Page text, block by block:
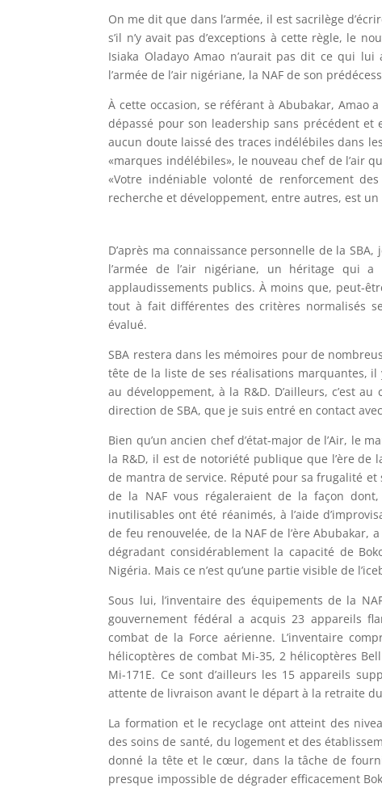
On me dit que dans l’armée, il est sacrilège
s’il n’y avait pas d’exceptions à cette règle, le
Isiaka Oladayo Amao n’aurait pas dit ce qui
l’armée de l’air nigériane, la NAF de son
À cette occasion, se référant à Abubakar, Amao
dépassé pour son leadership sans précédent
aucun doute laissé des traces indélébiles dans
«marques indélébiles», le nouveau chef de l’air
«Votre indéniable volonté de renforcement
recherche et développement, entre autres, est
D’après ma connaissance personnelle de la
l’armée de l’air nigériane, un héritage qui
applaudissements publics. À moins que, peut-
tout à fait différentes des critères normalisés
évalué.
SBA restera dans les mémoires pour de
tête de la liste de ses réalisations marquantes,
au développement, à la R&D. D’ailleurs, c’est
direction de SBA, que je suis entré en contact
Bien qu’un ancien chef d’état-major de l’Air, le
la R&D, il est de notoriété publique que l’ère de
de mantra de service. Réputé pour sa frugalité
de la NAF vous régaleraient de la façon
inutilisables ont été réanimés, à l’aide
de feu renouvelée, de la NAF de l’ère Abubakar,
dégradant considérablement la capacité de
Nigéria. Mais ce n’est qu’une partie visible de
Sous lui, l’inventaire des équipements de la
gouvernement fédéral a acquis 23 appareils
combat de la Force aérienne. L’inventaire
hélicoptères de combat Mi-35, 2 hélicoptères
Mi-171E. Ce sont d’ailleurs les 15 appareils
attente de livraison avant le départ à la retraite
La formation et le recyclage ont atteint des
des soins de santé, du logement et des
donné la tête et le cœur, dans la tâche de
presque impossible de dégrader efficacement